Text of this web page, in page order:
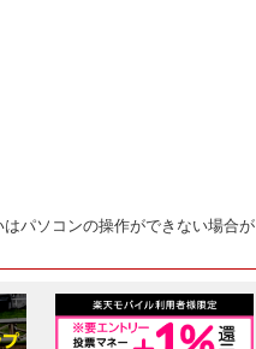
パソコンの操作ができない場合が